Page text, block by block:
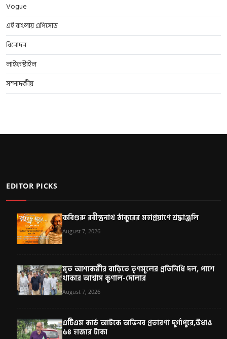
Vogue
এই বাংলায় এপিসোড
বিনোদন
লাইফস্টাইল
সম্পাদকীয়
EDITOR PICKS
কবিগুরু রবীন্দ্রনাথ ঠাকুরের মহাপ্রয়াণে শ্রদ্ধাঞ্জলি
August 7, 2026
মৃত আশাকর্মীর বাড়িতে তৃণমূলের প্রতিনিধি দল, পাশে
থাকার আশ্বাস কুণাল-দোলার
August 7, 2026
এটিএম কার্ড আটকে অভিনব প্রতারণা দুর্গাপুরে,উধাও
৬৪ হাজার টাকা